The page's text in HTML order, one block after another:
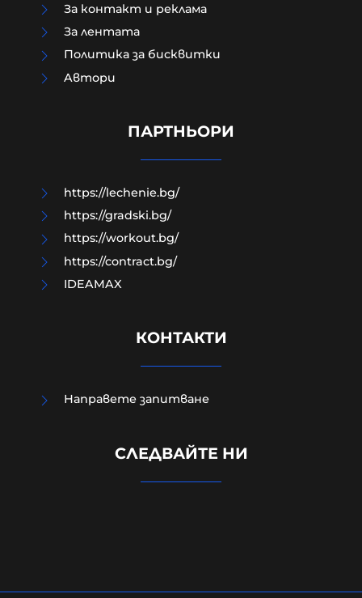
етикетите само в евро
работи най-малко в ЕС,
За контакт и реклама
За лентата
Политика за бисквитки
Aвтори
ПАРТНЬОРИ
https://lechenie.bg/
https://gradski.bg/
https://workout.bg/
https://contract.bg/
IDEAMAX
КОНТАКТИ
Направете запитване
СЛЕДВАЙТЕ НИ